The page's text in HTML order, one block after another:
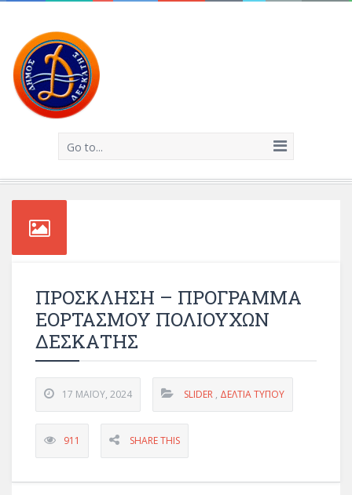
Go to...
ΠΡΟΣΚΛΗΣΗ – ΠΡΟΓΡΑΜΜΑ
ΕΟΡΤΑΣΜΟΥ ΠΟΛΙΟΥΧΩΝ
ΔΕΣΚΑΤΗΣ
17 ΜΑΪ́ΟΥ, 2024 SLIDER , ΔΕΛΤΊΑ ΤΎΠΟΥ
911 SHARE THIS